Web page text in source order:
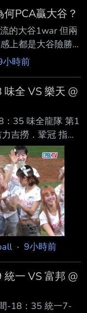
一善林安可，前
壞球保送，第四打
一球，初速約
OPS站回0.7。 ---
SM-S9360
PCA贏大谷？
的大谷1war 但兩
上都是大谷險勝
為何進階數據好
小時前
全 VS 樂天 @
：35 味全龍隊 第1
吉撈．鞏冠 指定
棒 劉基鴻 三壘手
政禹 游擊手 第7棒
捕手 第9棒 陳子
天桃猿隊 第1棒 陳
中外野手 第3棒
一壘手 第5棒 張
壘手 第7棒 梁家
第9棒
· 9小時前
一 VS 富邦 @
-18：35 統一7-